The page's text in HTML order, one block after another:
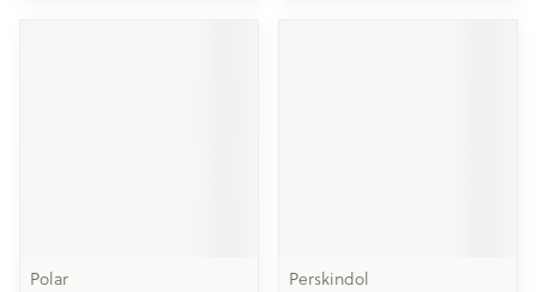
Polar Perskindol